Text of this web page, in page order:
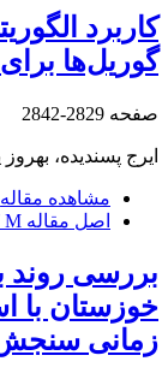
کاربرد
گوریل‌ها
صفحه 2829-2842
ایرج پسندیده،
مشاهده مقاله
اصل مقاله M
بررسی روند
خوزستان با
زمانی سنجش